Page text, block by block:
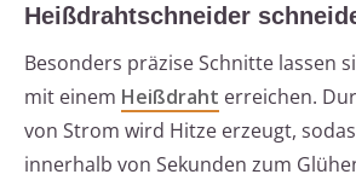
Heißdrahtschneider
Besonders präzise Schnitte lassen
mit einem Heißdraht erreichen.
von Strom wird Hitze erzeugt,
innerhalb von Sekunden zum